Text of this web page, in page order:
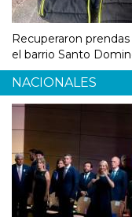
Recuperaron
el barrio Santo
NACIONALES